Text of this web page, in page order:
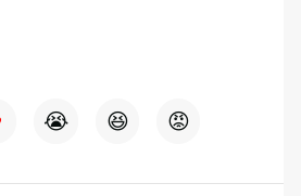
😭 😆 😡